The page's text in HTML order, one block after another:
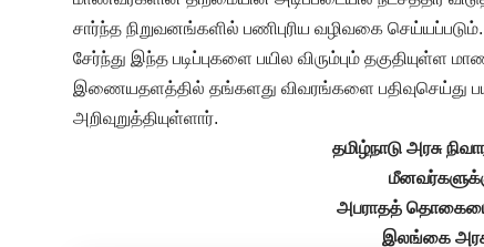
சார்ந்த நிறுவனங்களில் பணிபுரிய வழிவகை
சேர்ந்து இந்த படிப்புகளை பயில விரும்பும்
இணையதளத்தில் தங்களது விவரங்களை பதிவுசெய்து
அறிவுறுத்தியுள்ளார்.
தமிழ்நாடு அரசு
அபராதத் தொகையை
இலங்கை